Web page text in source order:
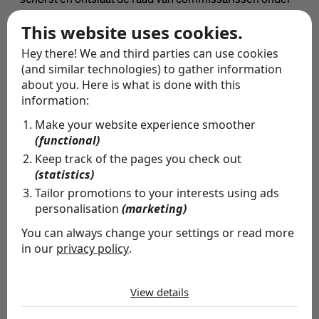
This website uses cookies.
Hey there! We and third parties can use cookies
(and similar technologies) to gather information
about you. Here is what is done with this
information:
Make your website experience smoother
(functional)
Keep track of the pages you check out
(statistics)
Tailor promotions to your interests using ads
personalisation(marketing)
You can always change your settings or read more
in our privacy policy.
View details
commissarissen goedkeuring te verlenen voor een
aantal in de wet opgesomde besluiten op het gebied van
financiën en werkgelegenheid.
NCD